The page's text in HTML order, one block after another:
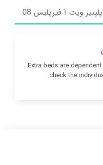
ویت آ فیرپلیس 08
Extra beds are
check the